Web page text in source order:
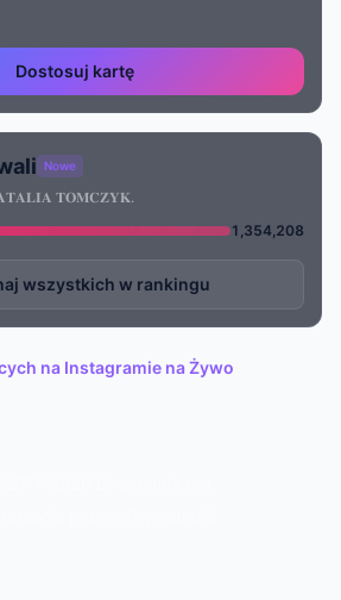
Dostosuj kartę
Nowe
𝐓𝐎𝐌𝐂𝐙𝐘𝐊.
1,354,208
wszystkich w rankingu
na Instagramie na Żywo